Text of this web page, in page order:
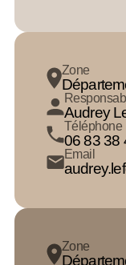
Zone
Audrey
Téléphone
06 83 38
Email
Zone